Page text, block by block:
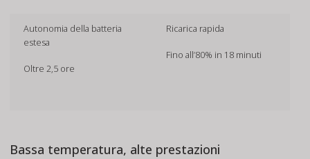
Autonomia della batteria
estesa
Oltre 2,5 ore
Ricarica rapida
Fino all’80% in 18 minuti
Bassa temperatura, alte prestazioni